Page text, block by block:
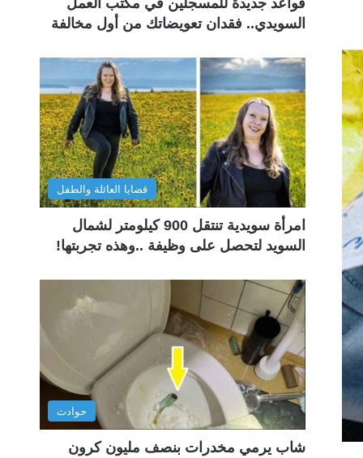
السويدي.. فقدان تعويضاتك من أول مخالفة
قضايا العائلة والطفل
امرأة سويدية تنتقل 900 كيلومتر لشمال
السويد لتحصل على وظيفة ..وهذه تجربتها!
حوادث
شاب يرمي مخدرات بنصف مليون كرون